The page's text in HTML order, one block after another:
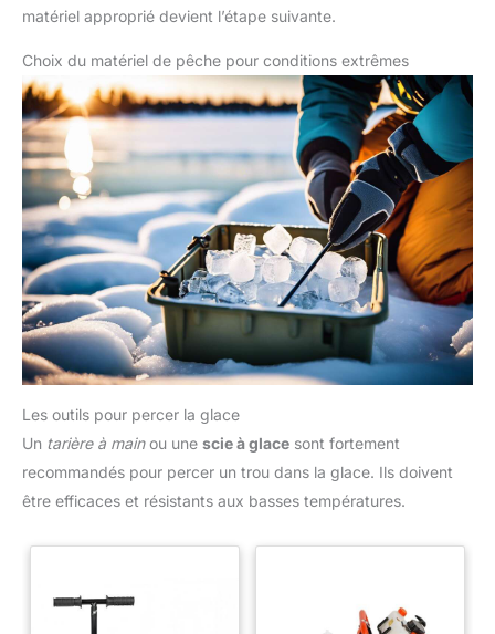
matériel approprié devient l’étape suivante.
Choix du matériel de pêche pour conditions extrêmes
Les outils pour percer la glace
Un tarière à mainou une scie à glace sont fortement
recommandés pour percer un trou dans la glace. Ils doivent
être efficaces et résistants aux basses températures.